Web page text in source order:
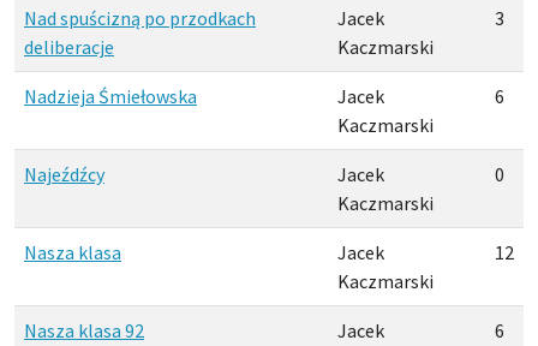
Nad spuścizną po przodkach
deliberacje
Jacek
Kaczmarski
3
Nadzieja Śmiełowska
Jacek
Kaczmarski
6
Najeźdźcy
Jacek
Kaczmarski
0
Nasza klasa
Jacek
Kaczmarski
12
Nasza klasa 92
Jacek
6